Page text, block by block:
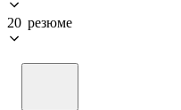
20 резюме